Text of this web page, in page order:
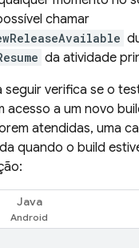
chamar
da atividade
seguir verifica se o
acesso a um novo
atendidas, uma
quando o build
Java